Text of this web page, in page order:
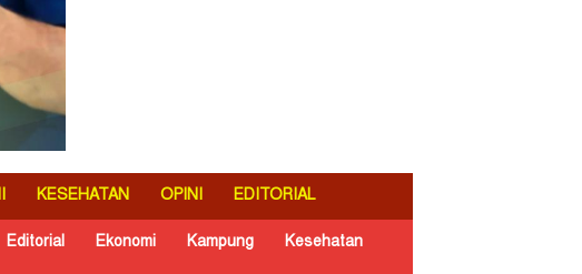
KESEHATAN OPINI EDITORIAL
Editorial Ekonomi Kampung Kesehatan